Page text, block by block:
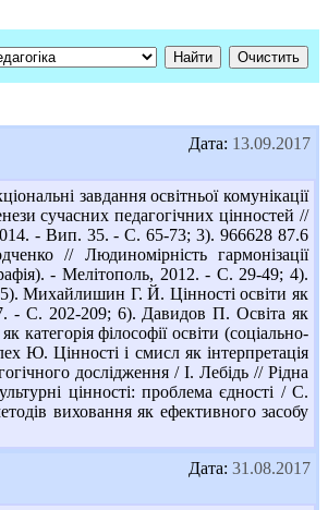
Дата: 13.09.2017
завдання освітньої комунікації
сучасних педагогічних цінностей //
- Вип. 35. - С. 65-73; 3). 966628 87.6
// Людиномірність гармонізації
- Мелітополь, 2012. - С. 29-49; 4).
Михайлишин Г. Й. Цінності освіти як
- С. 202-209; 6). Давидов П. Освіта як
філософії освіти (соціально-
Ю. Цінності і смисл як інтерпретація
дослідження / І. Лебідь // Рідна
цінності: проблема єдності / С.
виховання як ефективного засобу
Дата: 31.08.2017